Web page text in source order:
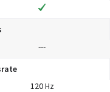
---
120 Hz